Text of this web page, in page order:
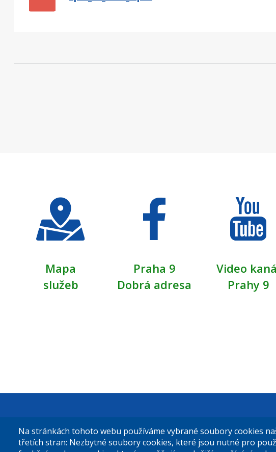
Mapa
služeb
Praha 9
Dobrá adresa
Video
Prahy 9
Městská část Praha 9
Sokolovská 14/324
Na stránkách tohoto webu používáme vybrané soubory cookies
třetích stran: Nezbytné soubory cookies, které jsou nutné pro